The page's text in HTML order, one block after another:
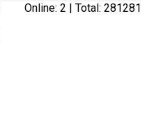
Online: 2 | Total: 281281